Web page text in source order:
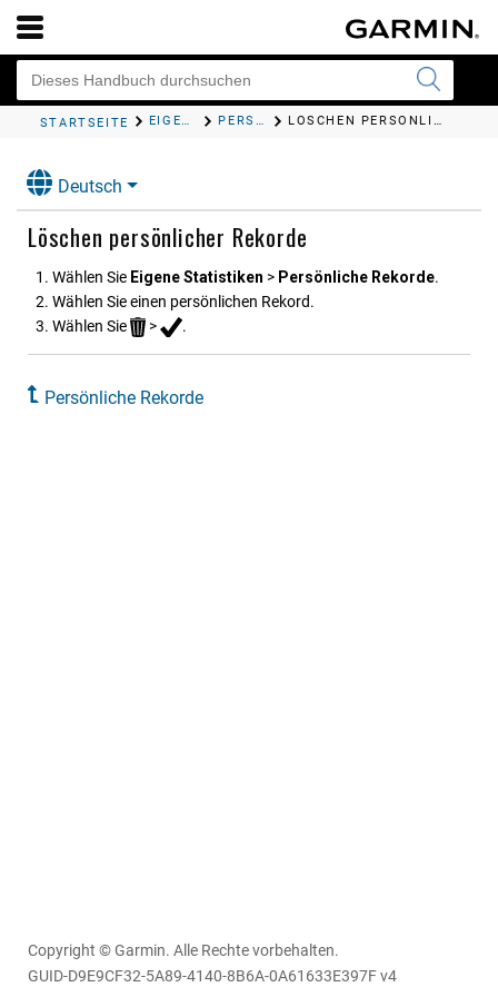
STARTSEITE EIGENE STATISTIKEN PERSÖNLICHE REKORDE LÖSCHEN PERSÖNLICHER REKORDE
Deutsch
Löschen persönlicher Rekorde
Wählen Sie Eigene Statistiken > Persönliche Rekorde.
Wählen Sie einen persönlichen Rekord.
Wählen Sie
> .
Persönliche Rekorde
Copyright © Garmin. Alle Rechte vorbehalten.
GUID-D9E9CF32-5A89-4140-8B6A-0A61633E397F v4